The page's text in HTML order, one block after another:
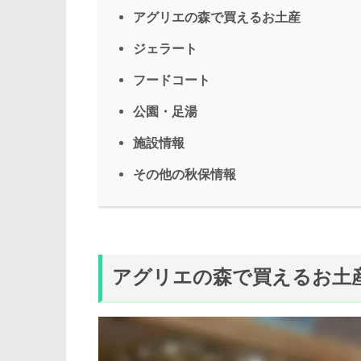
アグリエの森で買えるお土産
ジェラート
フードコート
公園・足湯
施設情報
その他の秋保情報
アグリエの森で買えるお土